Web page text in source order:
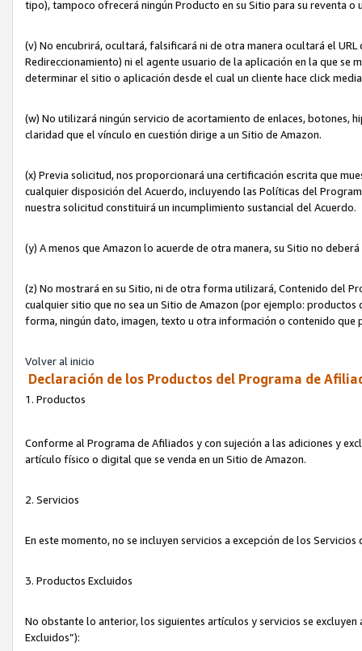
tipo), tampoco ofrecerá ningún Producto en su Sitio para su reventa o
(v) No encubrirá, ocultará, falsificará ni de otra manera ocultará el
Redireccionamiento) ni el agente usuario de la aplicación en la que
determinar el sitio o aplicación desde el cual un cliente hace click
(w) No utilizará ningún servicio de acortamiento de enlaces, botones,
claridad que el vínculo en cuestión dirige a un Sitio de Amazon.
(x) Previa solicitud, nos proporcionará una certificación escrita que
cualquier disposición del Acuerdo, incluyendo las Políticas del
nuestra solicitud constituirá un incumplimiento sustancial del Acuerdo.
(y) A menos que Amazon lo acuerde de otra manera, su Sitio no
(z) No mostrará en su Sitio, ni de otra forma utilizará, Contenido del
cualquier sitio que no sea un Sitio de Amazon (por ejemplo:
forma, ningún dato, imagen, texto u otra información o contenido
Volver al inicio
Declaración de los Productos del Programa de
1. Productos
Conforme al Programa de Afiliados y con sujeción a las adiciones y
artículo físico o digital que se venda en un Sitio de Amazon.
2. Servicios
En este momento, no se incluyen servicios a excepción de los
3. Productos Excluidos
No obstante lo anterior, los siguientes artículos y servicios se
Excluidos”):